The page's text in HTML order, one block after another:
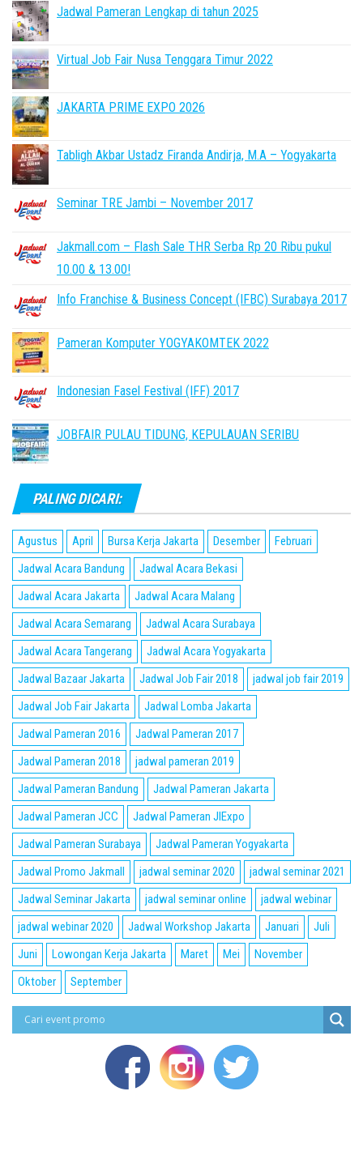
Jadwal Pameran Lengkap di tahun 2025
Virtual Job Fair Nusa Tenggara Timur 2022
JAKARTA PRIME EXPO 2026
Tabligh Akbar Ustadz Firanda Andirja, M.A – Yogyakarta
Seminar TRE Jambi – November 2017
Jakmall.com – Flash Sale THR Serba Rp 20 Ribu pukul
10.00 & 13.00!
Info Franchise & Business Concept (IFBC) Surabaya 2017
Pameran Komputer YOGYAKOMTEK 2022
Indonesian Fasel Festival (IFF) 2017
JOBFAIR PULAU TIDUNG, KEPULAUAN SERIBU
PALING DICARI:
Agustus April Bursa Kerja Jakarta Desember
Februari
Jadwal Acara Bandung
Jadwal Acara Bekasi
Jadwal Acara Jakarta
Jadwal Acara Malang
Jadwal Acara Semarang
Jadwal Acara Surabaya
Jadwal Acara Tangerang
Jadwal Acara Yogyakarta
Jadwal Bazaar Jakarta
Jadwal Job Fair 2018
jadwal job fair 2019
Jadwal Job Fair Jakarta
Jadwal Lomba Jakarta
Jadwal Pameran 2016
Jadwal Pameran 2017
Jadwal Pameran 2018
jadwal pameran 2019
Jadwal Pameran Bandung
Jadwal Pameran Jakarta
Jadwal Pameran JCC
Jadwal Pameran JIExpo
Jadwal Pameran Surabaya
Jadwal Pameran Yogyakarta
Jadwal Promo Jakmall
jadwal seminar 2020
jadwal seminar 2021
Jadwal Seminar Jakarta
jadwal seminar online
jadwal webinar
jadwal webinar 2020
Jadwal Workshop Jakarta Januari
Juli
Juni
Lowongan Kerja Jakarta Maret Mei
November
Oktober
September